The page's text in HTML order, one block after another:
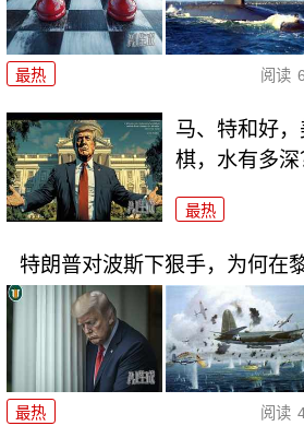
最热 阅读
马、特和好
棋，水有多深
最热
特朗普对波斯下狠手，为何在
最热 阅读